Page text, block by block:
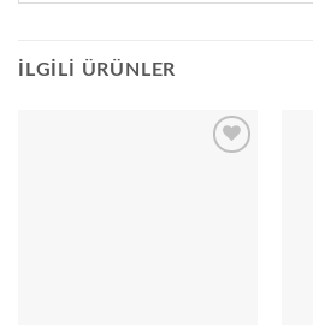
İLGILI ÜRÜNLER